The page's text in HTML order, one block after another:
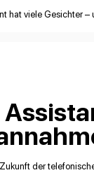
hat viele Gesichter
der